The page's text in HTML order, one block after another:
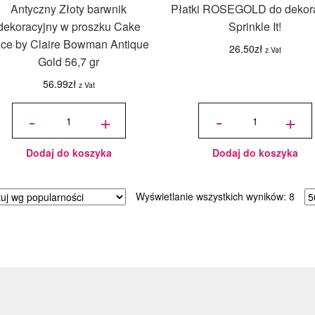
Antyczny Złoty barwnik
w proszku Cake
by Claire Bowman Antique
Gold 56,7 gr
56.99zł z Vat
-
ilość
barwnik
dekoracyjny
Cake Lace
by Claire
Antique
Gold 56,7
gr
+
Dodaj do koszyka
Płatki ROSEGOLD do
Sprinkle It!
26.50zł z Vat
-
ilość Płatki
- Sprinkle It! +
Dodaj do koszyka
Wyświetlanie wszystkich wyników: 8